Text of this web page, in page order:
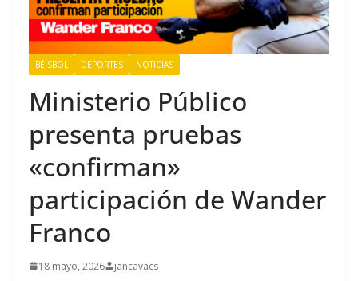
BÉISBOL DEPORTES NOTICIAS
Ministerio Público
presenta pruebas
«confirman»
participación de Wander
Franco
18 mayo, 2026 jancavacs